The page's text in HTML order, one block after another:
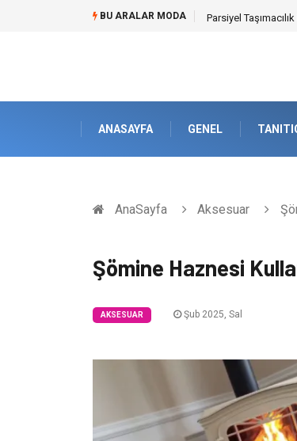
BU ARALAR MODA Br544 ile Lastik ve
ANASAYFA GENEL
AnaSayfa Aksesuar
Şömine Haznesi
AKSESUAR Şub 2025, Sal